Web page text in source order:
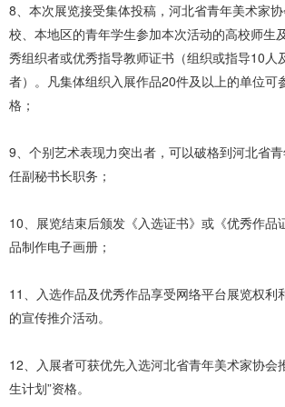
8、本次展览接受集体投稿，河北省青年美术家
校、本地区的青年学生参加本次活动的高校师生
秀组织者或优秀指导教师证书（组织或指导10人
者）。凡集体组织入展作品20件及以上的单位可
格；
9、个别艺术表现力突出者，可以破格到河北省
任副秘书长职务；
10、展览结束后颁发《入选证书》或《优秀作品
品制作电子画册；
11、入选作品及优秀作品享受网络平台展览权利
的宣传推介活动。
12、入展者可获优先入选河北省青年美术家协会
生计划”资格。